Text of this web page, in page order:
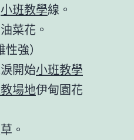
小班教學線。
菜花。
強）
開始小班教學
場地伊甸園花
。